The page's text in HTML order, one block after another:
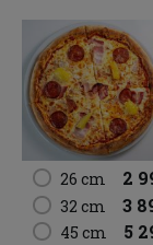
26 cm 2
32 cm 3
45 cm 5